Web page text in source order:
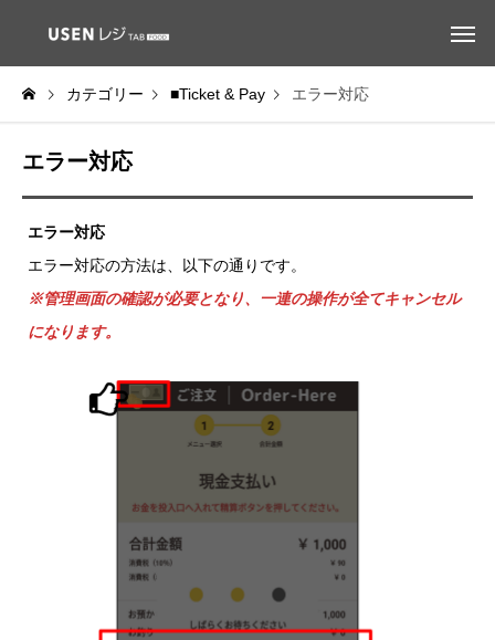
カテゴリー ■Ticket & Pay エラー対応
エラー対応
エラー対応
エラー対応の方法は、以下の通りです。
※管理画面の確認が必要となり、一連の操作が全てキャンセル
になります。